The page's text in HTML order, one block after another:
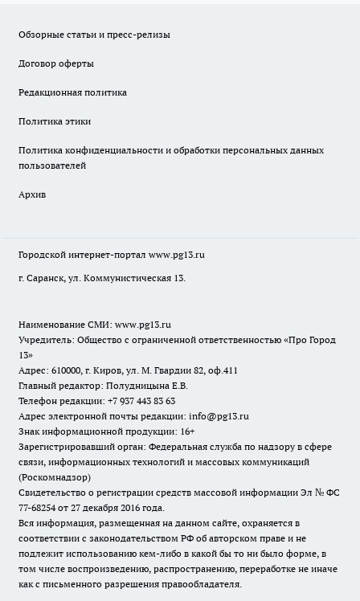
Обзорные статьи и пресс-релизы
Договор оферты
Редакционная политика
Политика этики
Политика конфиденциальности и обработки персональных данных
пользователей
Архив
Городской интернет-портал www.pg13.ru
г. Саранск, ул. Коммунистическая 13.
Наименование СМИ: www.pg13.ru
Учредитель: Общество с ограниченной ответственностью «Про Город
13»
Адрес: 610000, г. Киров, ул. М. Гвардии 82, оф.411
Главный редактор: Полудницына Е.В.
Телефон редакции: +7 937 443 83 63
Адрес электронной почты редакции: info@pg13.ru
Знак информационной продукции: 16+
Зарегистрировавший орган: Федеральная служба по надзору в сфере
связи, информационных технологий и массовых коммуникаций
(Роскомнадзор)
Свидетельство о регистрации средств массовой информации Эл № ФС
77-68254 от 27 декабря 2016 года.
Вся информация, размещенная на данном сайте, охраняется в
соответствии с законодательством РФ об авторском праве и не
подлежит использованию кем-либо в какой бы то ни было форме, в
том числе воспроизведению, распространению, переработке не иначе
как с письменного разрешения правообладателя.